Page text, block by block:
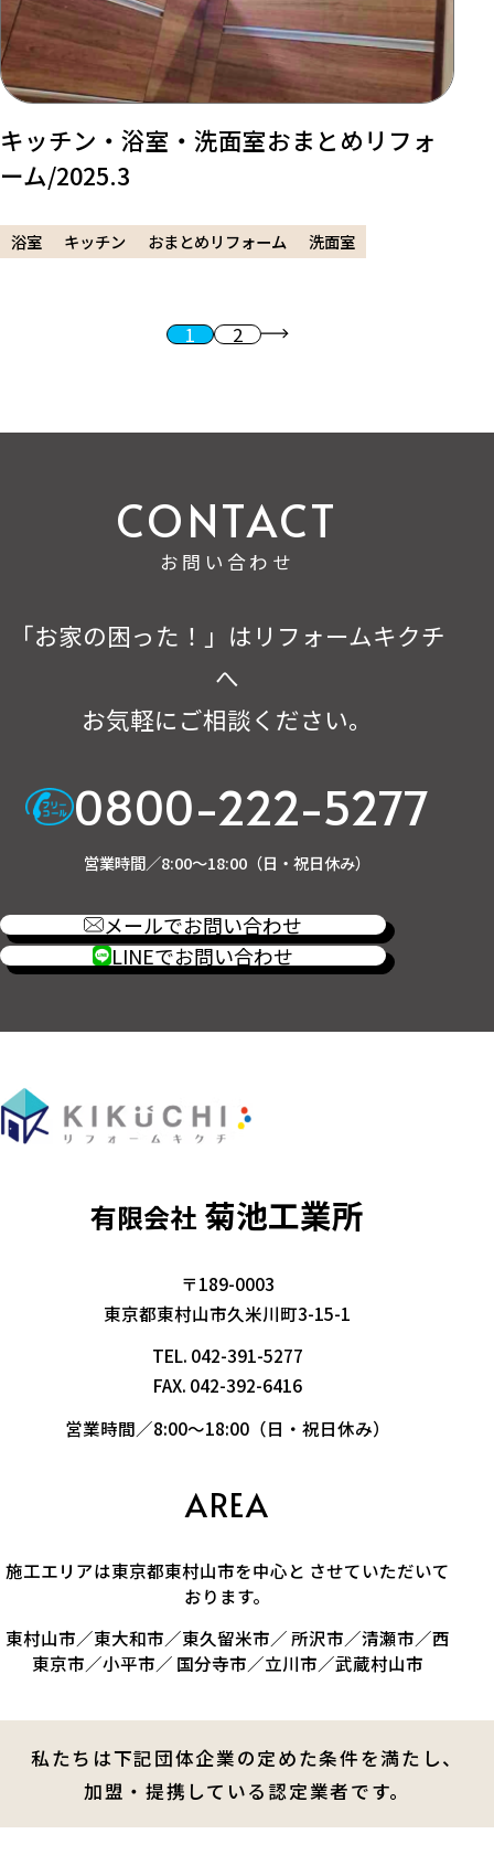
キッチン・浴室・洗面室おまとめリフォ
ーム/2025.3
浴室 キッチン おまとめリフォーム 洗面室
1 2 次へ
お問い合わせ
「お家の困った！」はリフォームキクチ
へ
お気軽にご相談ください。
0800-222-5277
営業時間／8:00～18:00（日・祝日休み）
メールでお問い合わせ
LINEでお問い合わせ
有限会社 菊池工業所
〒189-0003
東京都東村山市久米川町3-15-1
TEL. 042-391-5277
FAX. 042-392-6416
営業時間／8:00～18:00（日・祝日休み）
AREA
施工エリアは東京都東村山市を中心と させていただいて
おります。
東村山市／東大和市／東久留米市／ 所沢市／清瀬市／西
東京市／小平市／ 国分寺市／立川市／武蔵村山市
私たちは下記団体企業の定めた条件を満たし、
加盟・提携している認定業者です。